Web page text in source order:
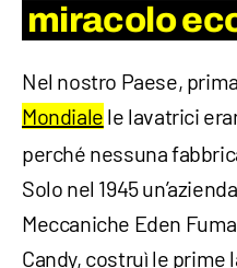
miracolo
Nel nostro Paese,
Mondiale le lavatrici
perché nessuna
Solo nel 1945
Meccaniche Eden
Candy, costruì le prime